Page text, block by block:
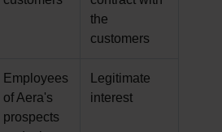
the
customers
Employees
of Aera's
prospects
Legitimate
interest